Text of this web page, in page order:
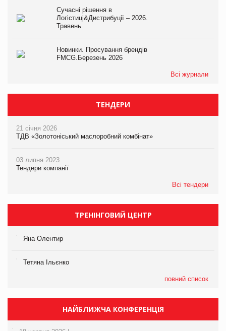
Сучасні рішення в
Логістиці&Дистрибуції – 2026.
Травень
Новинки. Просування брендів
FMCG.Березень 2026
Всі журнали
ТЕНДЕРИ
21 січня 2026
ТДВ «Золотоніський маслоробний комбінат»
03 липня 2023
Тендери компанії
Всі тендери
ТРЕНІНГОВИЙ ЦЕНТР
Яна Олентир
Тетяна Ільєнко
повний список
НАЙБЛИЖЧА КОНФЕРЕНЦІЯ